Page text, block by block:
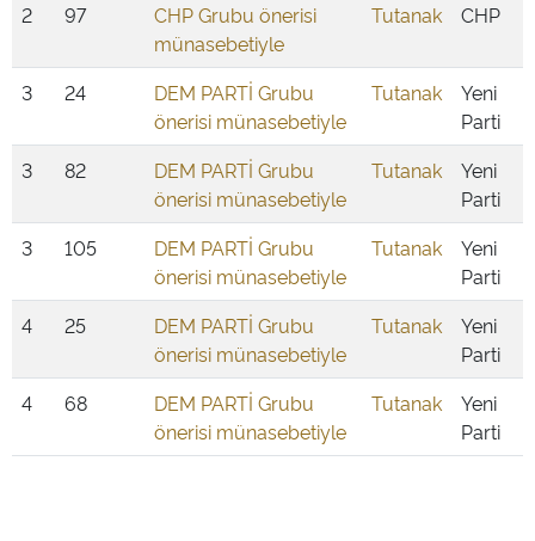
2 97
CHP Grubu önerisi
münasebetiyle
Tutanak CHP
3 24
DEM PARTİ Grubu
önerisi münasebetiyle
Tutanak
Yeni
Parti
3
82
DEM PARTİ Grubu
önerisi münasebetiyle
Tutanak
Yeni
Parti
3
105
DEM PARTİ Grubu
önerisi münasebetiyle
Tutanak
Yeni
Parti
4
25
DEM PARTİ Grubu
önerisi münasebetiyle
Tutanak
Yeni
Parti
4
68
DEM PARTİ Grubu
önerisi münasebetiyle
Tutanak
Yeni
Parti